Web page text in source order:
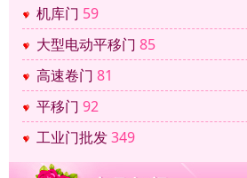
机库门 59
大型电动平移门 85
高速卷门 81
平移门 92
工业门批发349